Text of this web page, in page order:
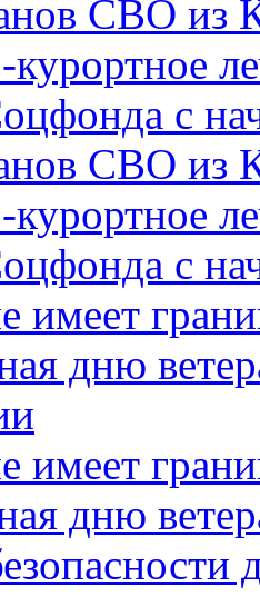
СВО из
курортное
с
СВО из
курортное
с
имеет
дню
имеет
дню